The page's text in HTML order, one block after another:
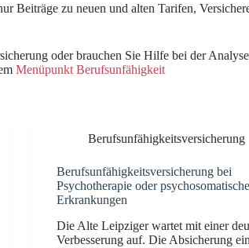
Beiträge zu neuen und alten Tarifen,
oder brauchen Sie Hilfe bei der
Menüpunkt Berufsunfähigkeit
Berufsunfähigkeitsversicherung
Berufsunfähigkeitsversicherung bei
Psychotherapie oder
Erkrankungen
Die Alte Leipziger wartet mit einer
Verbesserung auf. Die Absicherung